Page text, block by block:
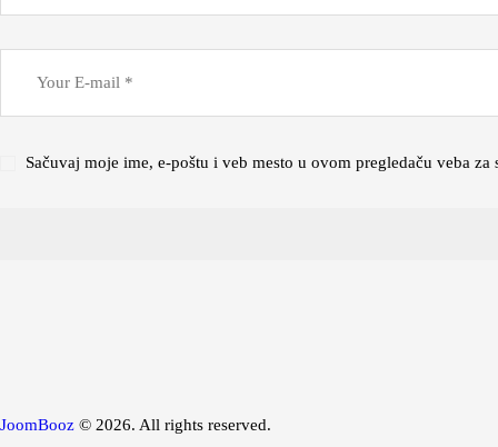
Sačuvaj moje ime, e-poštu i veb mesto u ovom pregledaču veba za
JoomBooz © 2026. All rights reserved.